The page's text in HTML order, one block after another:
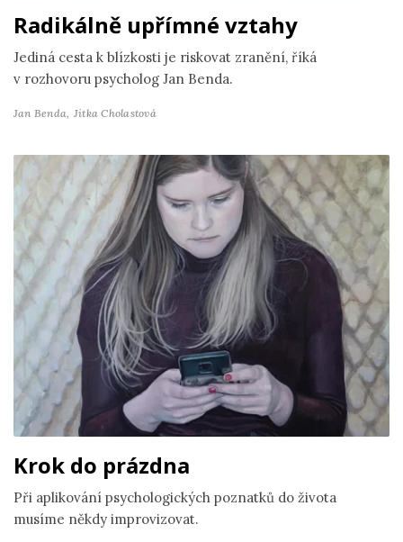
Radikálně upřímné vztahy
Jediná cesta k blízkosti je riskovat zranění, říká
v rozhovoru psycholog Jan Benda.
Jan Benda, Jitka Cholastová
Krok do prázdna
Při aplikování psychologických poznatků do života
musíme někdy improvizovat.